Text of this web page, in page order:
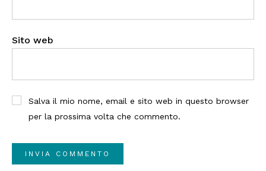
Sito web
Salva il mio nome, email e sito web in questo browser
per la prossima volta che commento.